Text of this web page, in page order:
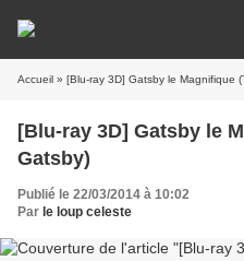
Accueil » [Blu-ray 3D] Gatsby le Magnifique
[Blu-ray 3D] Gatsby le
Gatsby)
Publié le 22/03/2014 à 10:02
Par le loup celeste